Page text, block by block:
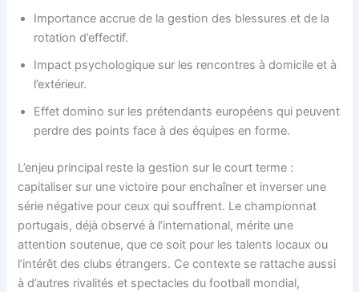
Importance accrue de la gestion des blessures et de la
rotation d’effectif.
Impact psychologique sur les rencontres à domicile et à
l’extérieur.
Effet domino sur les prétendants européens qui peuvent
perdre des points face à des équipes en forme.
L’enjeu principal reste la gestion sur le court terme :
capitaliser sur une victoire pour enchaîner et inverser une
série négative pour ceux qui souffrent. Le championnat
portugais, déjà observé à l’international, mérite une
attention soutenue, que ce soit pour les talents locaux ou
l’intérêt des clubs étrangers. Ce contexte se rattache aussi
à d’autres rivalités et spectacles du football mondial,